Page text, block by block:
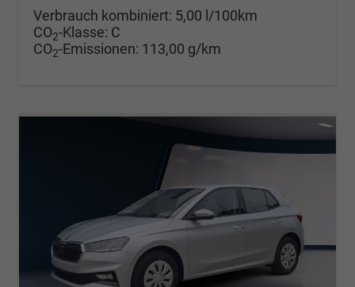
Verbrauch kombiniert: 5,00 l/100km
CO2-Klasse: C
CO2-Emissionen: 113,00 g/km